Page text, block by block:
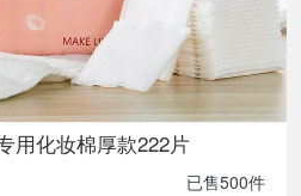
用化妆棉厚款222片
已售500件